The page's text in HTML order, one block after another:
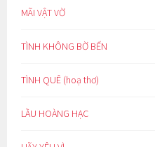
MÃI VẬT VỜ
TÌNH KHÔNG BỜ BẾN
TÌNH QUÊ (hoạ thơ)
LẦU HOÀNG HẠC